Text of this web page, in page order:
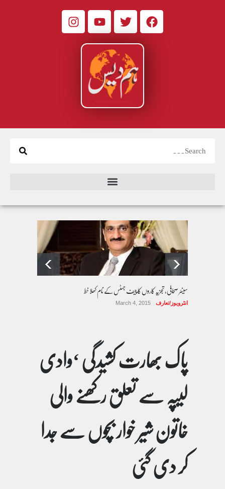
سینئر صحافی، تجزیہ کاروں کا چیف جسٹس کے نام کھلا خط
انٹرویوز/تعارف March 4, 2015
پاک بھارت کشیدگی ‘وادی
لیپہ سے تعلق رکھنے والی
خاتون شیر خوار بچوں سے جدا
کر دی گئی